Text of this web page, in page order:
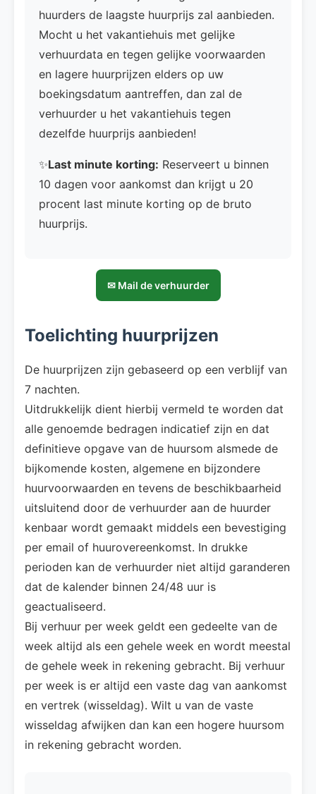
huurders de laagste huurprijs zal aanbieden.
Mocht u het vakantiehuis met gelijke
verhuurdata en tegen gelijke voorwaarden
en lagere huurprijzen elders op uw
boekingsdatum aantreffen, dan zal de
verhuurder u het vakantiehuis tegen
dezelfde huurprijs aanbieden!
✨Last minute korting: Reserveert u binnen
10 dagen voor aankomst dan krijgt u 20
procent last minute korting op de bruto
huurprijs.
✉ Mail de verhuurder
Toelichting huurprijzen
De huurprijzen zijn gebaseerd op een verblijf van
7 nachten.
Uitdrukkelijk dient hierbij vermeld te worden dat
alle genoemde bedragen indicatief zijn en dat
definitieve opgave van de huursom alsmede de
bijkomende kosten, algemene en bijzondere
huurvoorwaarden en tevens de beschikbaarheid
uitsluitend door de verhuurder aan de huurder
kenbaar wordt gemaakt middels een bevestiging
per email of huurovereenkomst. In drukke
perioden kan de verhuurder niet altijd garanderen
dat de kalender binnen 24/48 uur is
geactualiseerd.
Bij verhuur per week geldt een gedeelte van de
week altijd als een gehele week en wordt meestal
de gehele week in rekening gebracht. Bij verhuur
per week is er altijd een vaste dag van aankomst
en vertrek (wisseldag). Wilt u van de vaste
wisseldag afwijken dan kan een hogere huursom
in rekening gebracht worden.